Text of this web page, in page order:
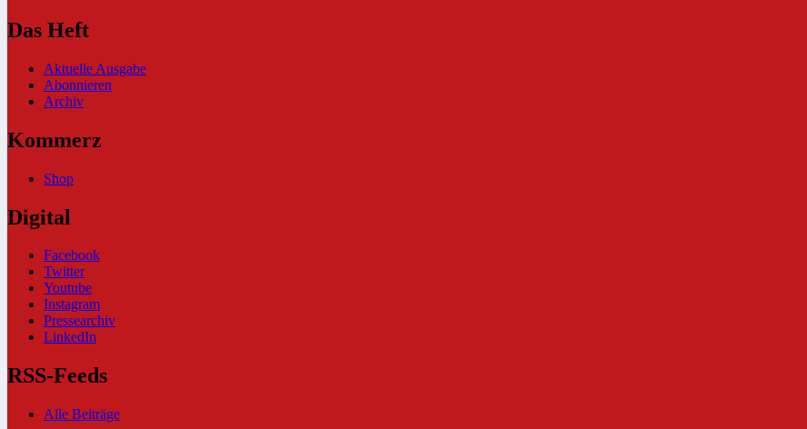
Das Heft
Aktuelle Ausgabe
Abonnieren
Archiv
Kommerz
Shop
Digital
Facebook
Twitter
Youtube
Instagram
Pressearchiv
LinkedIn
RSS-Feeds
Alle Beiträge